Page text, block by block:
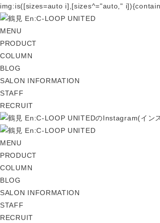
img:is([sizes=auto i],[sizes^="auto,"
MENU
PRODUCT
COLUMN
BLOG
SALON INFORMATION
STAFF
RECRUIT
MENU
PRODUCT
COLUMN
BLOG
SALON INFORMATION
STAFF
RECRUIT